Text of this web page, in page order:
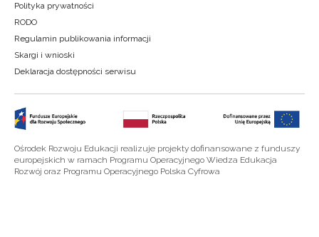
Polityka prywatności
RODO
Regulamin publikowania informacji
Skargi i wnioski
Deklaracja dostępności serwisu
Ośrodek Rozwoju Edukacji realizuje projekty dofinansowane z funduszy
europejskich w ramach Programu Operacyjnego Wiedza Edukacja
Rozwój oraz Programu Operacyjnego Polska Cyfrowa